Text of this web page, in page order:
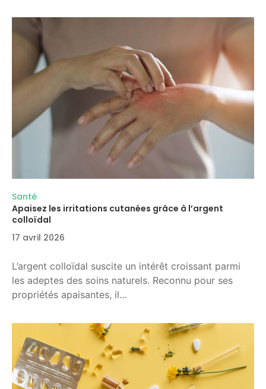
Santé
Apaisez les irritations cutanées grâce à l’argent
colloïdal
17 avril 2026
L’argent colloïdal suscite un intérêt croissant parmi
les adeptes des soins naturels. Reconnu pour ses
propriétés apaisantes, il…